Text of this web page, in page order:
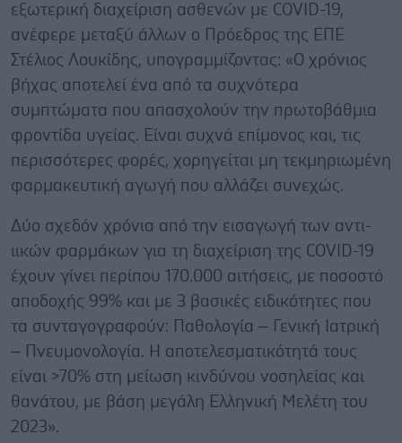
εξωτερική διαχείριση ασθενών με COVID-19,
ανέφερε μεταξύ άλλων ο Πρόεδρος της ΕΠΕ
Στέλιος Λουκίδης, υπογραμμίζοντας: «Ο χρόνιος
βήχας αποτελεί ένα από τα συχνότερα
συμπτώματα που απασχολούν την πρωτοβάθμια
φροντίδα υγείας. Είναι συχνά επίμονος και, τις
περισσότερες φορές, χορηγείται μη τεκμηριωμένη
φαρμακευτική αγωγή που αλλάζει συνεχώς.
Δύο σχεδόν χρόνια από την εισαγωγή των αντι-
ιικών φαρμάκων για τη διαχείριση της COVID-19
έχουν γίνει περίπου 170.000 αιτήσεις, με ποσοστό
αποδοχής 99% και με 3 βασικές ειδικότητες που
τα συνταγογραφούν: Παθολογία – Γενική Ιατρική
– Πνευμονολογία. Η αποτελεσματικότητά τους
είναι >70% στη μείωση κινδύνου νοσηλείας και
θανάτου, με βάση μεγάλη Ελληνική Μελέτη του
2023».